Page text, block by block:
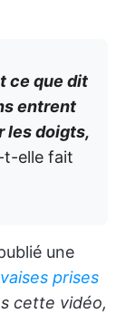
ce que dit
entrent
les doigts,
t-elle fait
une
prises
cette vidéo,